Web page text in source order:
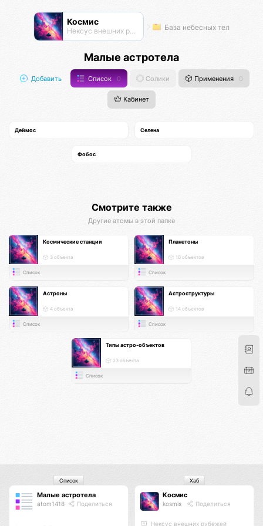
Космис
Нексус внешних рубежей База небесных тел
Малые астротела
Добавить Список 0 Солики Применения 0
Кабинет
Деймос Селена
Фобос
Смотрите также
Другие атомы в этой папке
Космические станции
3 объекта
Список
Планетоны
10 объектов
Список
Астроны
4 объекта
Список
Астроструктуры
14 объектов
Список
Типы астро-объектов
23 объекта
Список
Малые астротела
atom1418 Поделиться
Список
Космис
kosmis Поделиться
Нексус внешних рубежей
Хаб